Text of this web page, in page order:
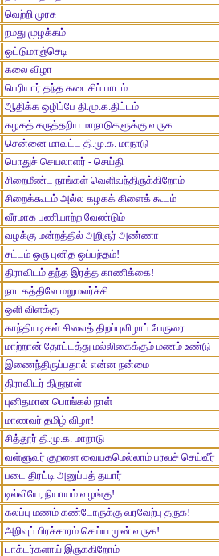
வெற்றி முரசு
நமது முழக்கம்
ஒட்டுமாஞ்செடி
கலை விழா
பெரியார் தந்த கடைசிப் பாடம்
ஆதிக்க ஒழிப்பே தி.மு.க.திட்டம்
கழகத் கருத்தறிய மாநாடுகளுக்கு வருக
சென்னை மாவட்ட தி.மு.க. மாநாடு
பொதுச் செயலாளர் - செய்தி
சிறைமீண்ட நாங்கள் வெளிவந்திருக்கிறோம்
சிறைக்கூடம் அல்ல கழகக் கிளைக் கூடம்
வீரமாக பணியாற்ற வேண்டும்
வழக்கு மன்றத்தில் அறிஞர் அண்ணா
சட்டம் ஒரு புனித ஒப்பந்தம்!
திராவிடம் தந்த இரத்த காணிக்கை!
நாடகத்திலே மறுமலர்ச்சி
ஒளி விளக்கு
காந்தியடிகள் சிலைத் திறப்புவிழாப் பேருரை
மாற்றான் தோட்டத்து மல்லிகைக்கும் மணம் உண்டு
இணைந்திருப்பதால் என்ன நன்மை
திராவிடர் திருநாள்
புனிதமான பொங்கல் நாள்
மாணவர் தமிழ் விழா!
சித்தூர் தி.மு.க. மாநாடு
வள்ளுவர் குறளை வையகமெல்லாம் பரவச் செய்வீர்
படை திரட்டி அனுப்பத் தயார்
டில்லியே, நியாயம் வழங்கு!
கலப்பு மணம் கண்டோருக்கு வரவேற்பு தருக!
அறிவுப் பிரச்சாரம் செய்ய முன் வருக!
டாக்டர்களாய் இருககிறோம்